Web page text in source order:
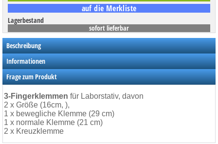
Lagerbestand
sofort lieferbar
Beschreibung
Informationen
Frage zum Produkt
3-Fingerklemmen für Laborstativ, davon
2 x Größe (16cm, ),
1 x bewegliche Klemme (29 cm)
1 x normale Klemme (21 cm)
2 x Kreuzklemme